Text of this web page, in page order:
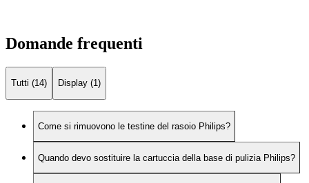
Domande frequenti
Tutti (14) Display (1)
Come si rimuovono le testine del rasoio Philips?
Quando devo sostituire la cartuccia della base di pulizia Philips?